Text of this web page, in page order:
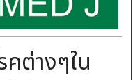
คต่างๆใน